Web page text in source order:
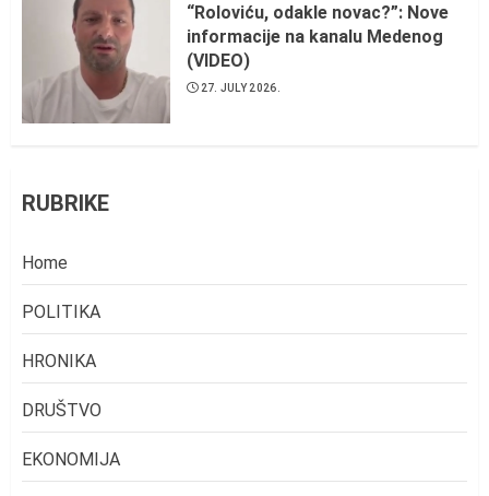
“Roloviću, odakle novac?”: Nove
informacije na kanalu Medenog
(VIDEO)
27. JULY 2026.
RUBRIKE
Home
POLITIKA
HRONIKA
DRUŠTVO
EKONOMIJA